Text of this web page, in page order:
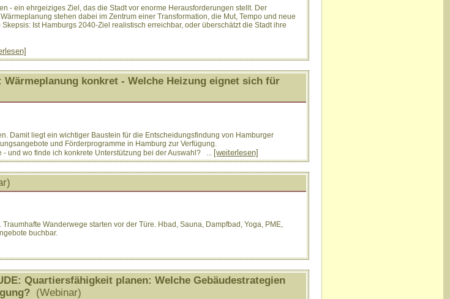
- ein ehrgeiziges Ziel, das die Stadt vor enorme Herausforderungen stellt. Der
stehen dabei im Zentrum einer Transformation, die Mut, Tempo und neue
Ist Hamburgs 2040-Ziel realistisch erreichbar, oder überschätzt die Stadt ihre
konkret - Welche Heizung eignet sich für
Damit liegt ein wichtiger Baustein für die Entscheidungsfindung von Hamburger
und Förderprogramme in Hamburg zur Verfügung.
und wo finde ich konkrete Unterstützung bei der Auswahl? ... [weiterlesen]
Wanderwege starten vor der Türe. Hbad, Sauna, Dampfbad, Yoga, PME,
buchbar.
Quartiersfähigkeit planen: Welche Gebäudestrategien
(Webinar)